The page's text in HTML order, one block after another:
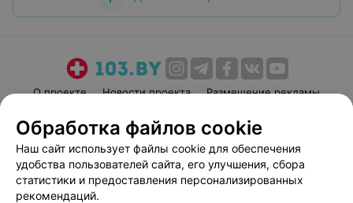
О проекте Новости проекта
Размещение рекламы
Пользовательское соглашение
Способы оплаты
Вакансии
Партнеры
Написать руководителю 103.by
Обработка файлов cookie
Наш сайт использует файлы cookie для обеспечения
удобства пользователей сайта, его улучшения, сбора
статистики и предоставления персонализированных
рекомендаций.